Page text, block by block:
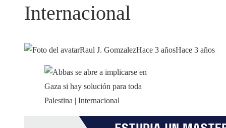
Internacional
Raul J. GomzalezHace 3 añosHace 3 años